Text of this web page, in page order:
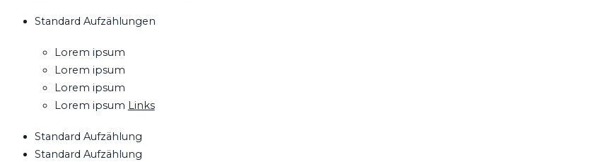
Standard Aufzählungen
Lorem ipsum
Lorem ipsum
Lorem ipsum
Lorem ipsum Links
Standard Aufzählung
Standard Aufzählung